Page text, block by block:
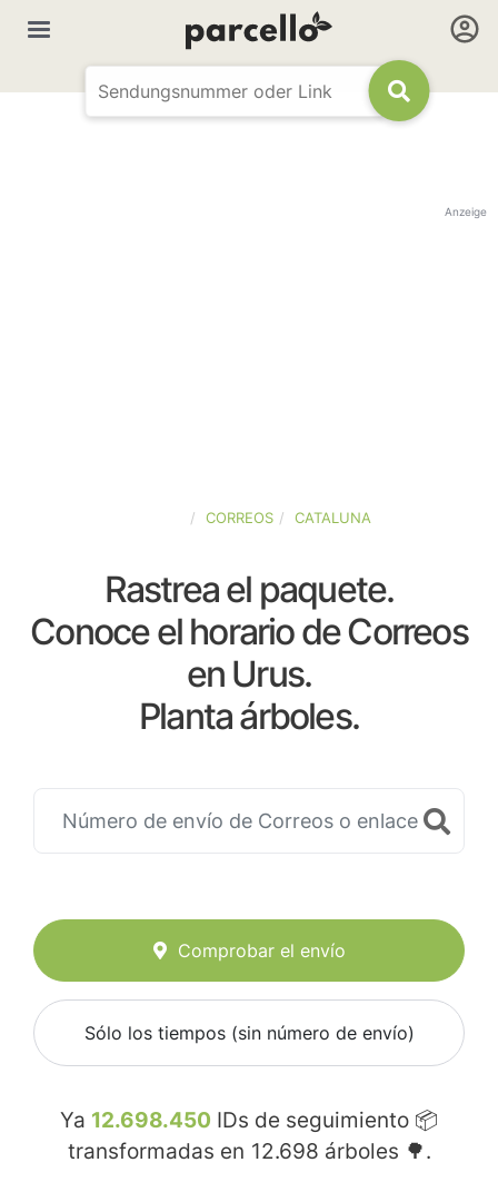
Anzeige
CORREOS CATALUNA
Rastrea el paquete.
Conoce el horario de Correos
en Urus.
Planta árboles.
Comprobar el envío
Sólo los tiempos (sin número de envío)
Ya 12.698.450 IDs de seguimiento 📦
transformadas en 12.698 árboles 🌳.